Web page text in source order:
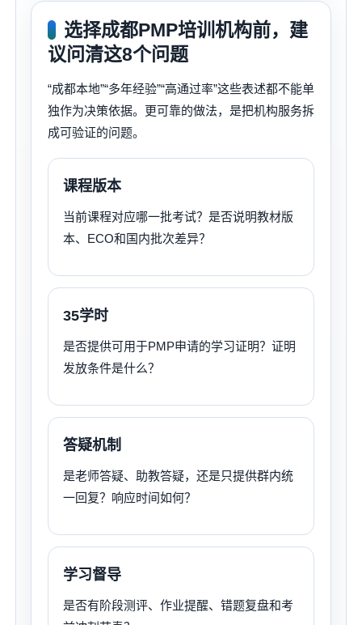
选择成都PMP培训机构前，建
议问清这8个问题
“成都本地”“多年经验”“高通过率”这些表述都不能单
独作为决策依据。更可靠的做法，是把机构服务拆
成可验证的问题。
课程版本
当前课程对应哪一批考试？是否说明教材版
本、ECO和国内批次差异？
35学时
是否提供可用于PMP申请的学习证明？证明
发放条件是什么？
答疑机制
是老师答疑、助教答疑，还是只提供群内统
一回复？响应时间如何？
学习督导
是否有阶段测评、作业提醒、错题复盘和考